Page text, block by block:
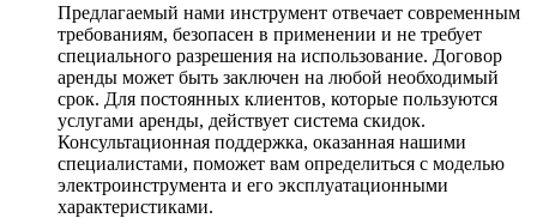
Предлагаемый нами инструмент отвечает современным
требованиям, безопасен в применении и не требует
специального разрешения на использование. Договор
аренды может быть заключен на любой необходимый
срок. Для постоянных клиентов, которые пользуются
услугами аренды, действует система скидок.
Консультационная поддержка, оказанная нашими
специалистами, поможет вам определиться с моделью
электроинструмента и его эксплуатационными
характеристиками.